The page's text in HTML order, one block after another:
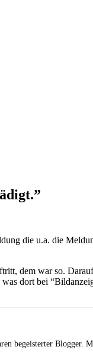
die u.a. die
dem war so.
dort bei
begeisterter Blogger.